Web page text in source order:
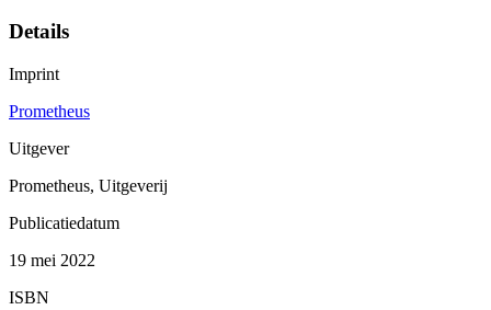
Details
Imprint
Prometheus
Uitgever
Prometheus, Uitgeverij
Publicatiedatum
19 mei 2022
ISBN